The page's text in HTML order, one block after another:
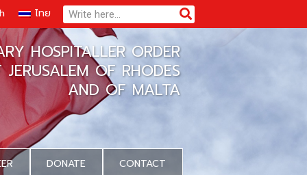
ไทย Search Search
DONATE CONTACT
HOSPITALLER ORDER
OF RHODES
AND OF MALTA